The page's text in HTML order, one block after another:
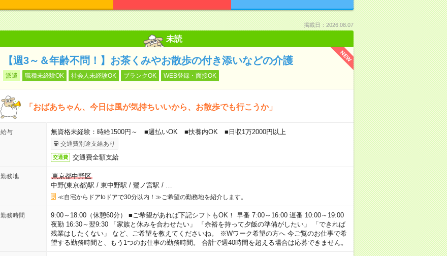
掲載日：2026.08.07
未読
NEW
【週3～＆年齢不問！】お茶くみやお散歩の付き添いなどの介護
派遣 職種未経験OK 社会人未経験OK ブランクOK WEB登録・面接OK
「おばあちゃん、今日は風が気持ちいいから、お散歩でも行こうか」
給与 無資格未経験：時給1500円～ ■週払いOK ■扶養内OK ■日収1万2000円以上
交通費別途支給あり
交通費 交通費全額支給
勤務地
東京都中野区
中野(東京都)駅 / 東中野駅 / 鷺ノ宮駅 /
≪自宅からドアtoドアで30分以内！≫ご希望の勤務地を紹介します。
勤務時間
9:00～18:00（休憩60分） ■ご希望があれば下記シフトもOK！ 早番 7:00～16:00 遅番 10:00～19:00
夜勤 16:30～翌9:30 「家族と休みを合わせたい」 「余裕を持って夕飯の準備がしたい」 「できれば
残業はしたくない」 など、ご希望を教えてくださいね。 ※Wワーク希望の方へ 今ご覧のお仕事で希
望する勤務時間と、もう1つのお仕事の勤務時間。 合計で週40時間を超える場合は応募できません。